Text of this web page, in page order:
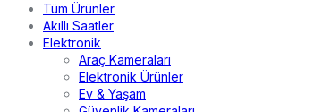
Tüm Ürünler
Akıllı Saatler
Elektronik
Araç Kameraları
Elektronik Ürünler
Ev & Yaşam